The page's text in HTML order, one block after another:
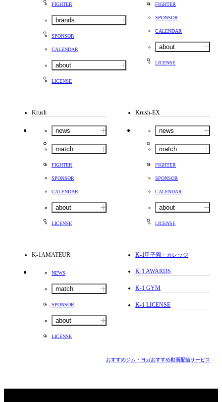
FIGHTER
brands
SPONSOR
CALENDAR
about
LICENSE
FIGHTER
SPONSOR
CALENDAR
about
LICENSE
Krush
news
match
FIGHTER
SPONSOR
CALENDAR
about
LICENSE
Krush-EX
news
match
FIGHTER
SPONSOR
CALENDAR
about
LICENSE
K-1AMATEUR
NEWS
match
SPONSOR
about
LICENSE
K-1甲子園・カレッジ
K-1 AWARDS
K-1 GYM
K-1 LICENSE
おすすめジム・ヨガおすすめ動画配信サービス